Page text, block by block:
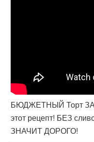
БЮДЖЕТНЫЙ Торт ЗА
этот рецепт! БЕЗ
ЗНАЧИТ ДОРОГО!